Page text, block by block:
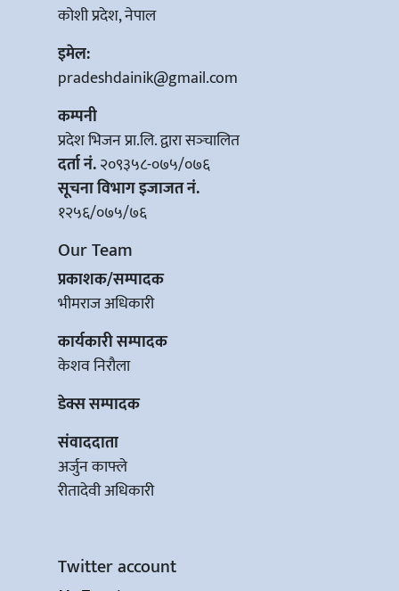
कोशी प्रदेश, नेपाल
इमेल:
pradeshdainik@gmail.com
कम्पनी
प्रदेश भिजन प्रा.लि. द्वारा सञ्‍चालित
दर्ता नं.२०९३५८-०७५/०७६
सूचना विभाग इजाजत नं.
१२५६/०७५/७६
Our Team
प्रकाशक/सम्पादक
भीमराज अधिकारी
कार्यकारी सम्पादक
केशव निरौला
डेक्स सम्पादक
संवाददाता
अर्जुन काफ्ले
रीतादेवी अधिकारी
Twitter account